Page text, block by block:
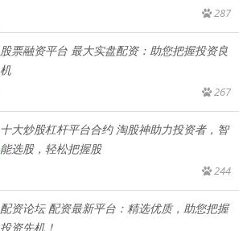
287
股票融资平台 最大实盘配资：助您把握投资良
机
267
十大炒股杠杆平台合约 淘股神助力投资者，智
能选股，轻松把握股
244
配资论坛 配资最新平台：精选优质，助您把握
投资先机！